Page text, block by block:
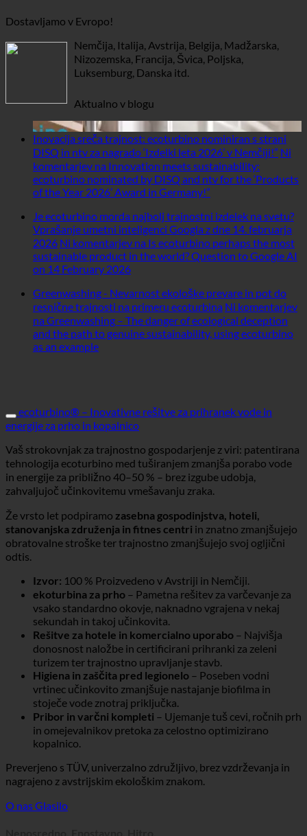
Dostavljamo v Evropo!
Nemčija, Italija, Avstrija, Belgija, Madžarska,
Nizozemska, Francija, Švica, Poljska,
Luksemburg, Danska itd.
Aktualno v blogu
Inovacija sreča trajnost: ecoturbino nominiran s strani
DISQ in ntv za nagrado ‘Izdelki leta 2026’ v Nemčiji!” Ni
komentarjev na Innovation meets sustainability:
ecoturbino nominated by DISQ and ntv for the ‘Products
of the Year 2026’ Award in Germany!”
Je ecoturbino morda najbolj trajnostni izdelek na svetu?
Vprašanje umetni inteligenci Googla z dne 14. februarja
2026 Ni komentarjev na Is ecoturbino perhaps the most
sustainable product in the world? Question to Google AI
on 14 February 2026
Greenwashing - Nevarnost ekološke prevare in pot do
resnične trajnosti na primeru ecoturbina Ni komentarjev
na Greenwashing – The danger of ecological deception
and the path to genuine sustainability, using ecoturbino
as an example
ecoturbino® – Inovativne rešitve za prihranek vode in
energije za prho in kopalnico
Vaš strokovnjak za trajnostno gospodarjenje z viri: patentirana
tehnologija ecoturbino med tuširanjem zmanjša porabo vode
in energije za približno 40–50 % – brez izgube udobja,
zahvaljujoč učinkovitemu vmešavanju zraka.
Že vrsto let podpiramo zasebna gospodinjstva, hoteli,
stanovanjska združenja in fitnes centri in znatno zmanjšujejo
obratovalne stroške ter trajnostno zmanjšujejo svoj ogljični
odtis.
Izvor: 100 % Proizvedeno v Avstriji in Nemčiji.
ekoturbina za prho – Pametna rešitev za varčevanje za
vsako standardno okovje, naknadno vgrajena v nekaj
sekundah in takoj učinkovita.
Rešitve za hotele in komercialno uporabo – Najvišja
donosnost naložbe in certificirani prihranki za zeleni
turizem ter trajnostno upravljanje stavb.
Higiena in zaščita pred legionelo – Poseben vodni
vrtinec učinkovito zmanjšuje nastajanje biofilma in
stoječe vode znotraj priključka.
Pribor in varčni kompleti – Ujemanje tuš cevi, ročnih prh
in omejevalnikov pretoka za celostno optimizirano
kopalnico.
Preverjeno s TÜV, univerzalno združljivo, brez vzdrževanja in
nagrajeno z avstrijskim ekološkim znakom.
O nasGlasilo